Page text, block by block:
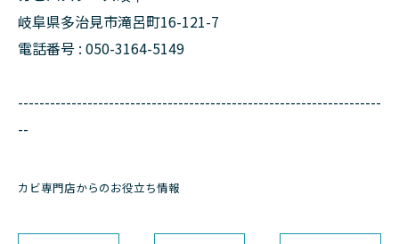
岐阜県多治見市滝呂町16-121-7
電話番号 : 050-3164-5149
--------------------------------------------------------------------
--
カビ専門店からのお役立ち情報